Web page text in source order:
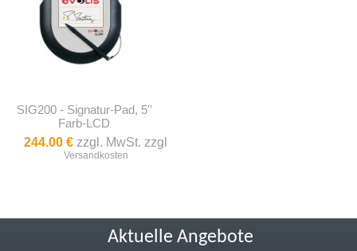
SIG200 - Signatur-Pad, 5''
Farb-LCD
244.00 € zzgl. MwSt. zzgl
Versandkosten
Aktuelle Angebote